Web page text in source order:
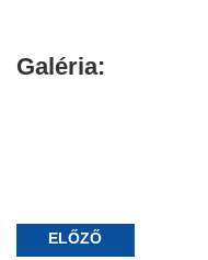
Galéria:
ELŐZŐ